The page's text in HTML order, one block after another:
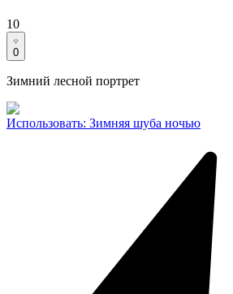
10
0
Зимний лесной портрет
Использовать: Зимняя шуба ночью